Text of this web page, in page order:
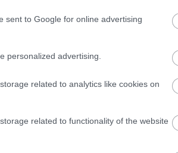
sent to Google for online advertising
personalized advertising.
related to analytics like cookies on
related to functionality of the website